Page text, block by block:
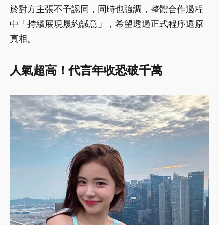
於對方主張不予認同，同時也強調，整體合作過程
中「持續展現履約誠意」，希望透過正式程序還原
真相。
人氣超高！代言年收恐破千萬